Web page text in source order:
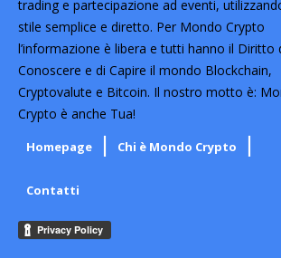
trading e partecipazione ad eventi,
stile semplice e diretto. Per Mondo Crypto
l’informazione è libera e tutti hanno il Diritto
Conoscere e di Capire il mondo Blockchain,
Cryptovalute e Bitcoin. Il nostro motto è:
Crypto è anche Tua!
Homepage Chi è Mondo Crypto
Contatti